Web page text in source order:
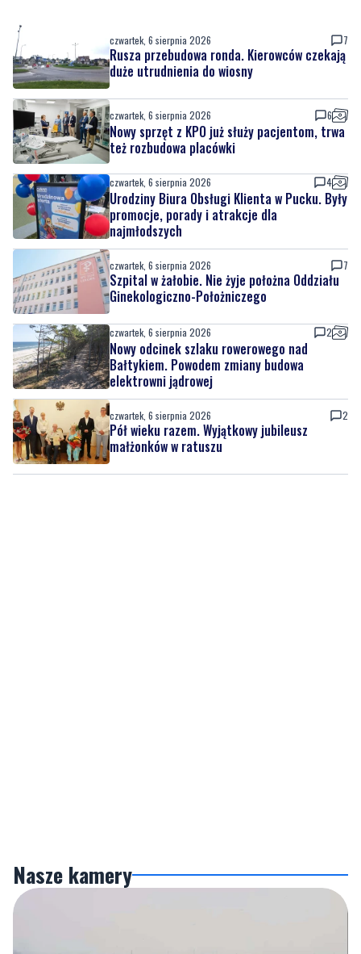
czwartek, 6 sierpnia 2026 7
Rusza przebudowa ronda. Kierowców czekają
duże utrudnienia do wiosny
czwartek, 6 sierpnia 2026 6
Nowy sprzęt z KPO już służy pacjentom, trwa
też rozbudowa placówki
czwartek, 6 sierpnia 2026
Urodziny Biura Obsługi Klienta w Pucku. Były
promocje, porady i atrakcje dla
najmłodszych
czwartek, 6 sierpnia 2026 7
Szpital w żałobie. Nie żyje położna Oddziału
Ginekologiczno-Położniczego
czwartek, 6 sierpnia 2026
Nowy odcinek szlaku rowerowego nad
Bałtykiem. Powodem zmiany budowa
elektrowni jądrowej
czwartek, 6 sierpnia 2026 2